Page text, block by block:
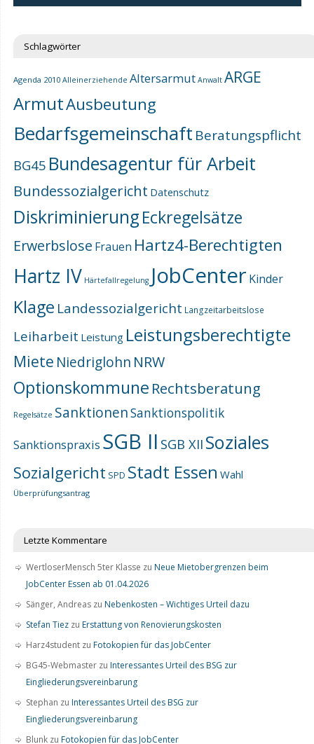
Schlagwörter
Agenda 2010 Alleinerziehende Altersarmut Anwalt ARGE
ArmutAusbeutung
Bedarfsgemeinschaft Beratungspflicht
BG45 Bundesagentur für Arbeit
Bundessozialgericht Datenschutz
DiskriminierungEckregelsätze
Erwerbslose Frauen Hartz4-Berechtigten
Hartz IV Härtefallregelung JobCenter Kinder
Klage Landessozialgericht Langzeitarbeitslose
Leiharbeit Leistung Leistungsberechtigte
Miete Niedriglohn NRW
Optionskommune Rechtsberatung
Regelsätze SanktionenSanktionspolitik
Sanktionspraxis SGB II SGB XII Soziales
Sozialgericht SPD Stadt Essen Wahl
Überprüfungsantrag
Letzte Kommentare
WertloserMensch 5ter Klasse zu Neue Mietobergrenzen beim
JobCenter Essen ab 01.04.2026
Sänger, Andreas zu Nebenkosten – Wichtiges Urteil dazu
Stefan Tiez zu Erstattung von Renovierungskosten
Harz4student zu Fotokopien für das JobCenter
BG45-Webmaster zu Interessantes Urteil des BSG zur
Eingliederungsvereinbarung
Stephan zu Interessantes Urteil des BSG zur
Eingliederungsvereinbarung
Blunk zu Fotokopien für das JobCenter